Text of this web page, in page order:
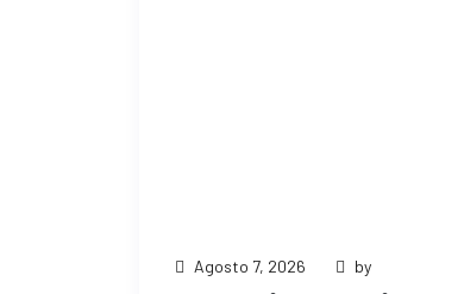
Agosto 7, 2026 by